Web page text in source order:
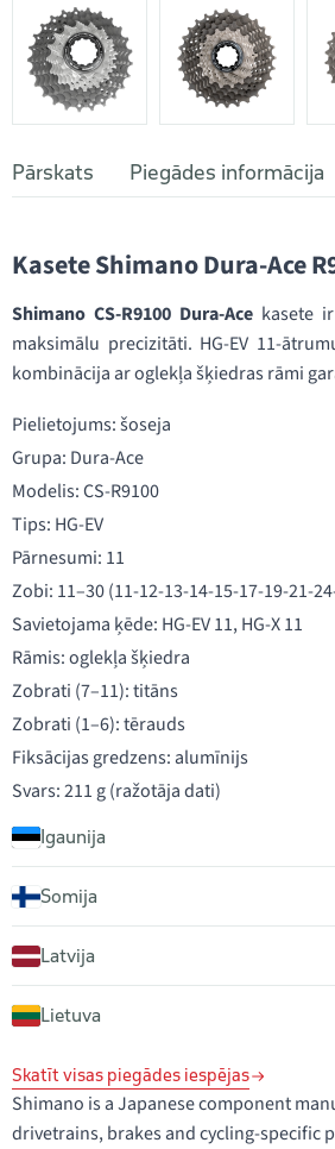
Pārskats Piegādes informācija
Kasete Shimano Dura-Ace
Shimano CS-R9100 Dura-Acekasete ir
maksimālu precizitāti. HG-EV 11-
kombinācija ar oglekļa šķiedras rāmi
Pielietojums: šoseja
Grupa: Dura-Ace
Modelis: CS-R9100
Tips: HG-EV
Pārnesumi: 11
Zobi: 11–30 (11-12-13-14-15-17-19-21-
Savietojama ķēde: HG-EV 11, HG-X 11
Rāmis: oglekļa šķiedra
Zobrati (7–11): titāns
Zobrati (1–6): tērauds
Fiksācijas gredzens: alumīnijs
Svars: 211 g (ražotāja dati)
Igaunija
Somija
Latvija
Lietuva
Skatīt visas piegādes iespējas
Shimano is a Japanese component
drivetrains, brakes and cycling-specific